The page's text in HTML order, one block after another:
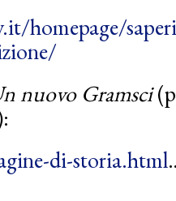
homepage/
nuovo Gramsci
di-storia.html